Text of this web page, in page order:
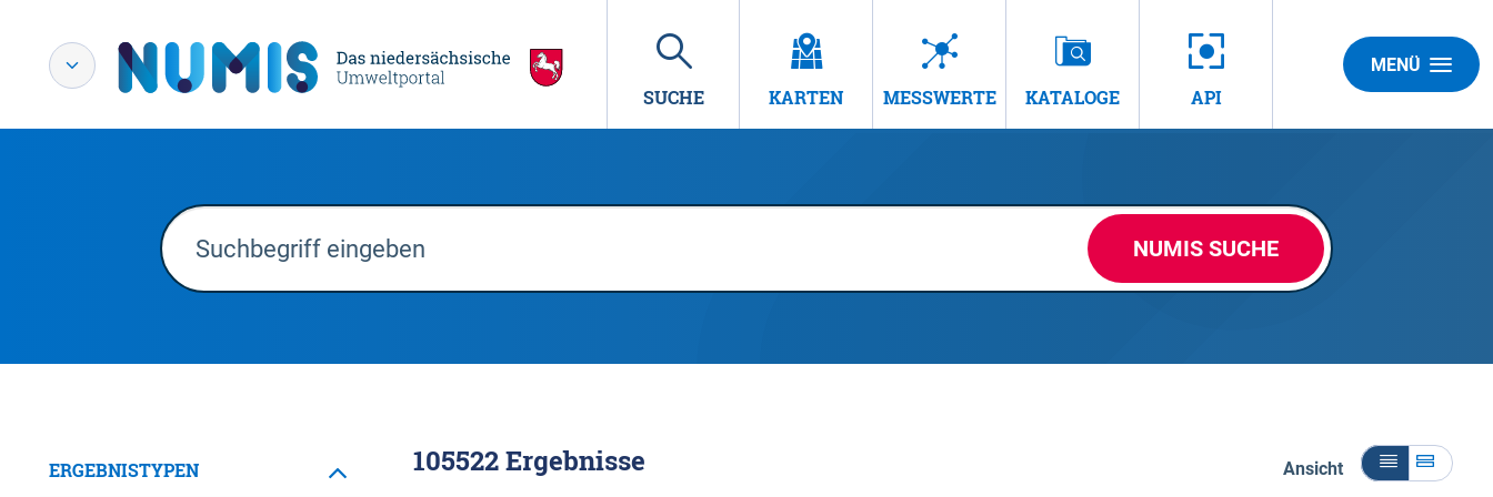
SUCHE KARTEN MESSWERTE KATALOGE API
MENÜ
NUMIS SUCHE
ERGEBNISTYPEN 105522Ergebnisse Ansicht